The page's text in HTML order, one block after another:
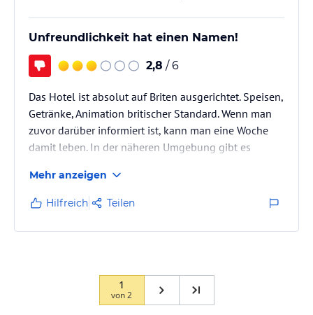
Unfreundlichkeit hat einen Namen!
2,8 / 6
Das Hotel ist absolut auf Briten ausgerichtet. Speisen,
Getränke, Animation britischer Standard. Wenn man
zuvor darüber informiert ist, kann man eine Woche
damit leben. In der näheren Umgebung gibt es
schöne Ort ist Puerto de Mogan, der etwas Flair von
einem Urlaubsort mitbringt. Das Schlimmste im Hotel
war die mangelnde Reinigung des Zimmers (nur 1x in
einer Woche), wodurch man weder saubere
Mehr anzeigen
Hilfreich Teilen
1
von2